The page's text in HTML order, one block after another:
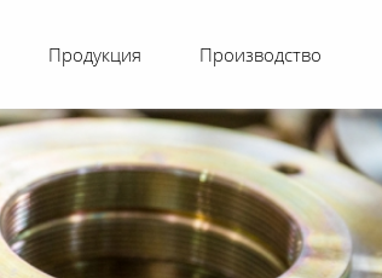
Продукция Производство